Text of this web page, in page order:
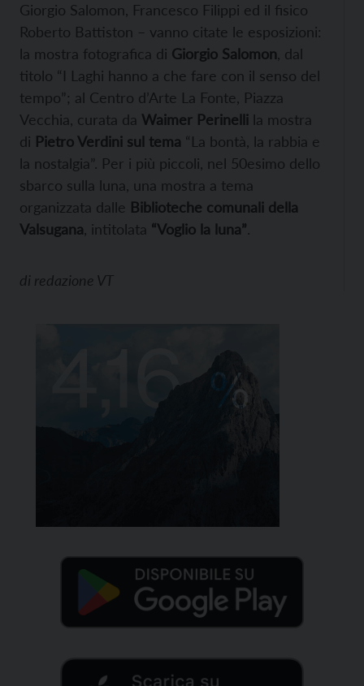
Giorgio Salomon, Francesco Filippi ed il fisico
Roberto Battiston – vanno citate le esposizioni:
la mostra fotografica di Giorgio Salomon , dal
titolo “I Laghi hanno a che fare con il senso del
tempo”; al Centro d’Arte La Fonte, Piazza
Vecchia, curata da Waimer Perinelli la mostra
di Pietro Verdini sul tema “La bontà, la rabbia e
la nostalgia”. Per i più piccoli, nel 50esimo dello
sbarco sulla luna, una mostra a tema
organizzata dalle Biblioteche comunali della
Valsugana , intitolata “Voglio la luna”.
di redazione VT